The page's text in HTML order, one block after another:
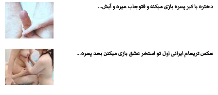
دختره با کیر پسره بازی میکنه و فتوجاب میره و آبش...
سکس تریسام ایرانی اول تو استخر عشق بازی میکنن بعد پسره...